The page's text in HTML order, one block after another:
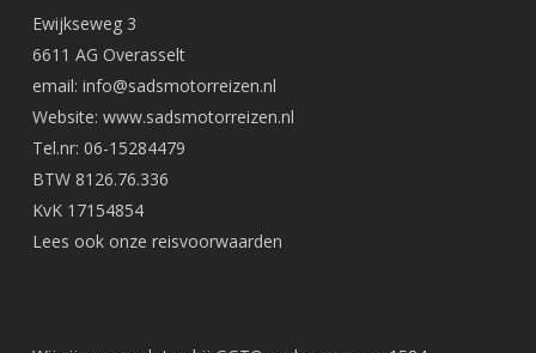
Ewijkseweg 3
6611 AG Overasselt
email: info@sadsmotorreizen.nl
Website: www.sadsmotorreizen.nl
Tel.nr: 06-15284479
BTW 8126.76.336
KvK 17154854
Lees ook onze reisvoorwaarden